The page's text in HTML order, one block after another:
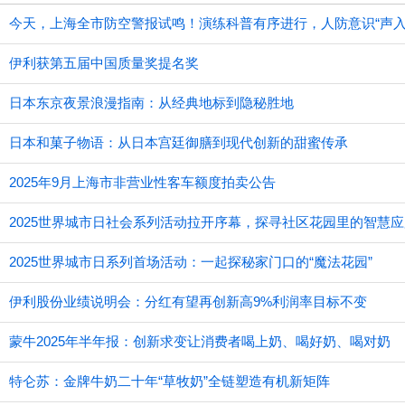
今天，上海全市防空警报试鸣！演练科普有序进行，人防意识“声
伊利获第五届中国质量奖提名奖
日本东京夜景浪漫指南：从经典地标到隐秘胜地
日本和菓子物语：从日本宫廷御膳到现代创新的甜蜜传承
2025年9月上海市非营业性客车额度拍卖公告
2025世界城市日社会系列活动拉开序幕，探寻社区花园里的智慧
2025世界城市日系列首场活动：一起探秘家门口的“魔法花园”
伊利股份业绩说明会：分红有望再创新高9%利润率目标不变
蒙牛2025年半年报：创新求变让消费者喝上奶、喝好奶、喝对奶
特仑苏：金牌牛奶二十年“草牧奶”全链塑造有机新矩阵